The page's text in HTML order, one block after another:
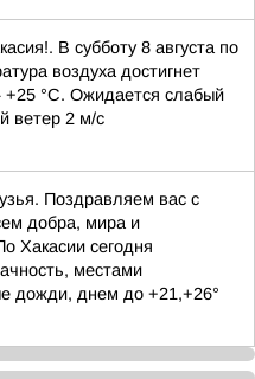
В субботу 8 августа по
воздуха достигнет
°С. Ожидается слабый
ветер 2 м/с
Поздравляем вас с
добра, мира и
Хакасии сегодня
местами
дожди, днем до +21,+26°